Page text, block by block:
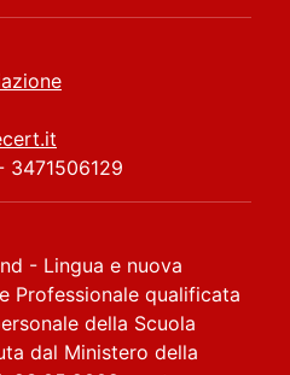
3471506129
- Lingua e nuova
Professionale qualificata
della Scuola
dal Ministero della